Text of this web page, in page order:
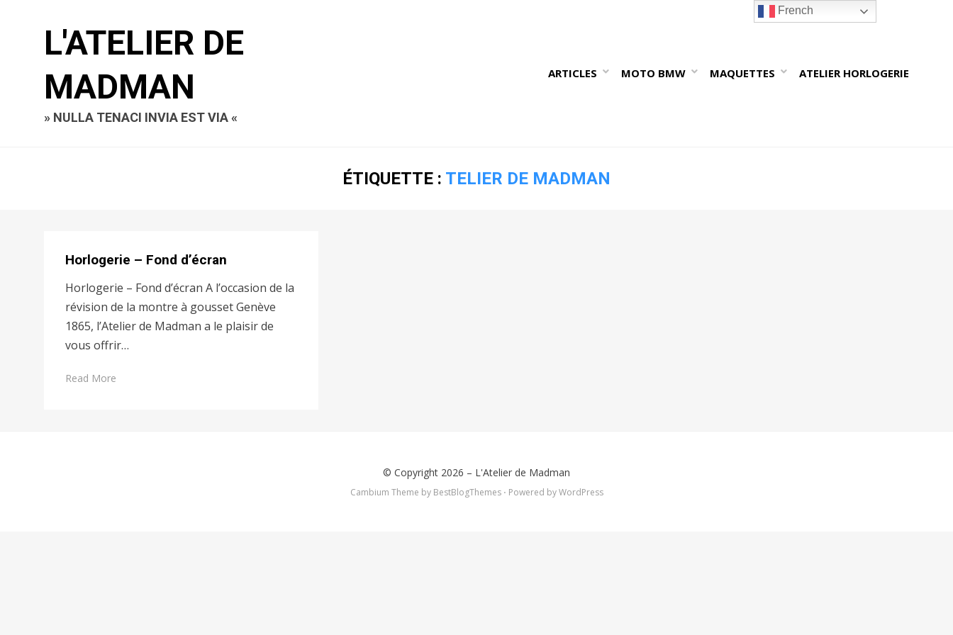
L'ATELIER DE
MADMAN
» NULLA TENACI INVIA EST VIA «
ARTICLES MOTO BMW MAQUETTES ATELIER HORLOGERIE
ÉTIQUETTE : TELIER DE MADMAN
Horlogerie – Fond d’écran
Horlogerie – Fond d’écran A l’occasion de la
révision de la montre à gousset Genève
1865, l’Atelier de Madman a le plaisir de
vous offrir…
Read More
© Copyright 2026 – L'Atelier de Madman
Cambium Theme by BestBlogThemes ⋅ Powered byWordPress
French